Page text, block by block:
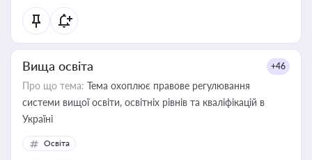
Вища освіта +46
Про що тема: Тема охоплює правове регулювання
системи вищої освіти, освітніх рівнів та кваліфікацій в
Україні
Освіта